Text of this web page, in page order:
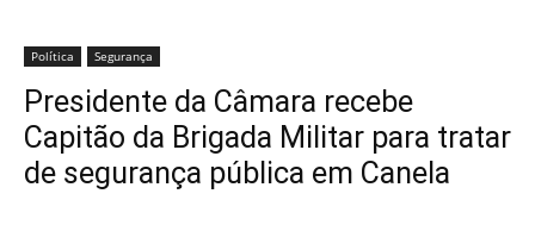
Política Segurança
Presidente da Câmara recebe
Capitão da Brigada Militar para tratar
de segurança pública em Canela